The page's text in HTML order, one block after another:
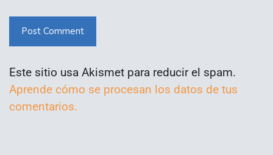
Post Comment
Este sitio usa Akismet para reducir el spam.
Aprende cómo se procesan los datos de tus
comentarios.